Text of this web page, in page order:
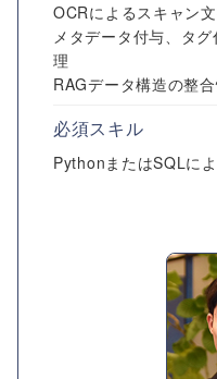
OCRによるスキャン
メタデータ付与、タ
理
RAGデータ構造の整
必須スキル
PythonまたはSQLに